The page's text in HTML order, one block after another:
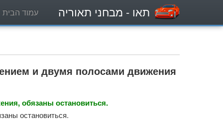
תאו - מבחני תאוריה עמוד הבית
и двумя полосами движения
обязаны остановиться.
остановиться.